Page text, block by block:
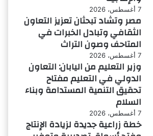
7 أغسطس، 2026
مصر وتشاد تبحثان تعزيز التعاون
الثقافي وتبادل الخبرات في
المتاحف وصون التراث
7 أغسطس، 2026
وزير التعليم من اليابان: التعاون
الدولي في التعليم مفتاح
تحقيق التنمية المستدامة وبناء
السلام
7 أغسطس، 2026
خطة زراعية جديدة لزيادة الإنتاج